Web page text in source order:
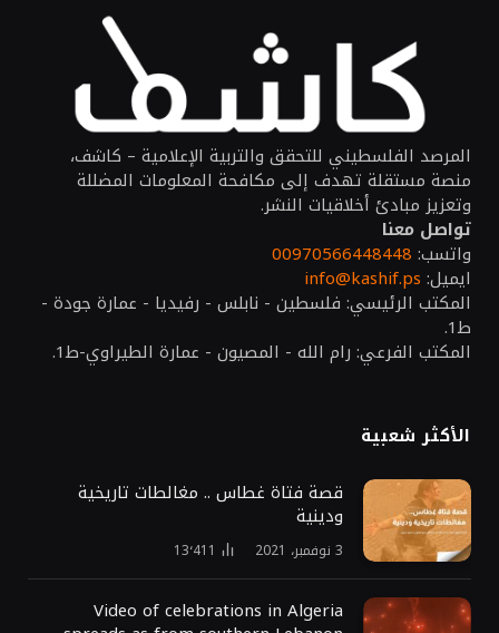
المرصد الفلسطيني للتحقق والتربية الإعلامية – كاشف،
منصة مستقلة تهدف إلى مكافحة المعلومات المضللة
وتعزيز مبادئ أخلاقيات النشر.
تواصل معنا
واتسب: 00970566448448
ايميل: info@kashif.ps
المكتب الرئيسي: فلسطين - نابلس - رفيديا - عمارة جودة -
ط1.
المكتب الفرعي: رام الله - المصيون - عمارة الطيراوي-ط1.
الأكثر شعبية
قصة فتاة غطاس .. مغالطات تاريخية
ودينية
3 نوفمبر، 2021 13٬411
Video of celebrations in Algeria